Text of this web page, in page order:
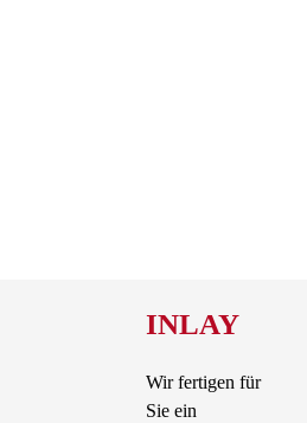
INLAY
Wir fertigen für
Sie ein